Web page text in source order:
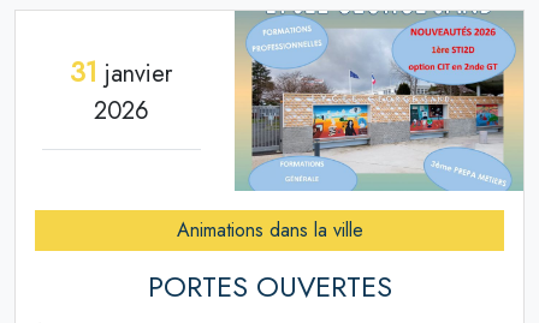
31 janvier
2026
Animations dans la ville
PORTES OUVERTES